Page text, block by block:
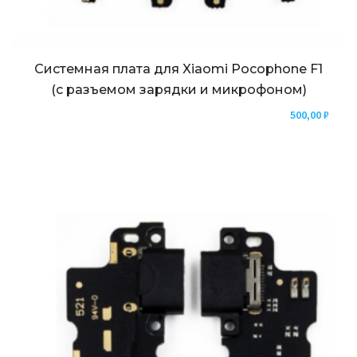
Системная плата для Xiaomi Pocophone F1
(с разъемом зарядки и микрофоном)
500,00₽